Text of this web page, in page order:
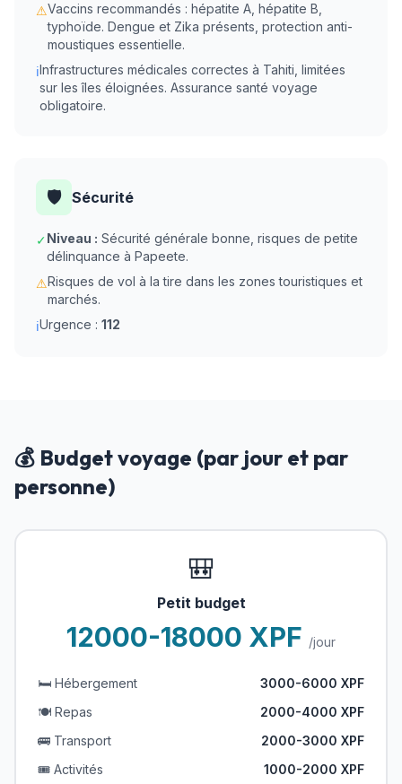
⚠Vaccins recommandés : hépatite A, hépatite B,
typhoïde. Dengue et Zika présents, protection anti-
moustiques essentielle.
ℹInfrastructures médicales correctes à Tahiti, limitées
sur les îles éloignées. Assurance santé voyage
obligatoire.
🛡️ Sécurité
✓Niveau : Sécurité générale bonne, risques de petite
délinquance à Papeete.
⚠Risques de vol à la tire dans les zones touristiques et
marchés.
ℹUrgence : 112
💰 Budget voyage (par jour et par
personne)
🎒
Petit budget
12000-18000 XPF /jour
🛏️ Hébergement
3000-6000 XPF
🍽️ Repas
2000-4000 XPF
🚌 Transport
2000-3000 XPF
🎟️ Activités
1000-2000 XPF